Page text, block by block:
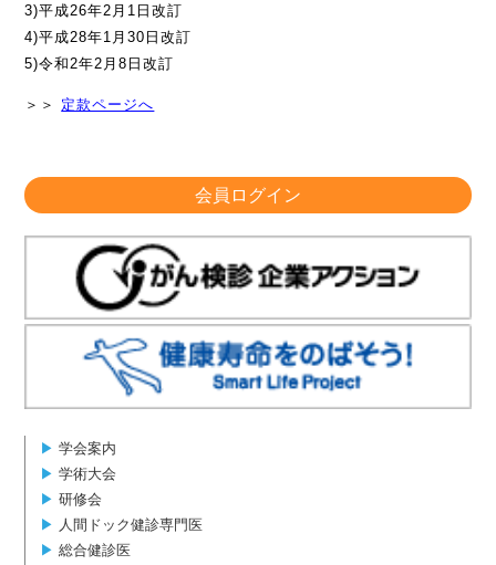
3)平成26年2月1日改訂
4)平成28年1月30日改訂
5)令和2年2月8日改訂
＞＞ 定款ページへ
会員ログイン
▶︎ 学会案内
▶︎ 学術大会
▶︎ 研修会
▶︎ 人間ドック健診専門医
▶︎ 総合健診医